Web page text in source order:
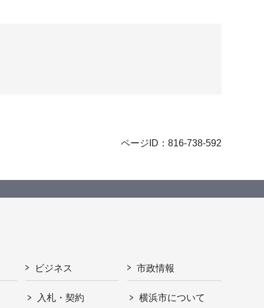
ページID：816-738-592
ビジネス
入札・契約
市政情報
横浜市について